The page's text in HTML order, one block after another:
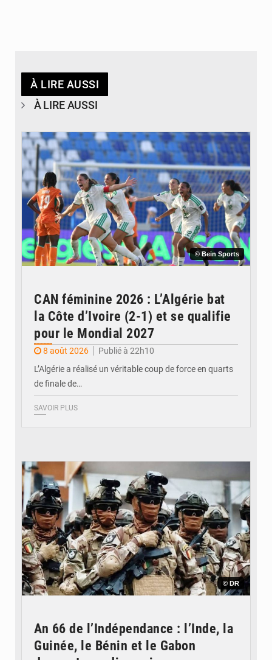
À LIRE AUSSI
À LIRE AUSSI
© Bein Sports
CAN féminine 2026 : L’Algérie bat
la Côte d’Ivoire (2-1) et se qualifie
pour le Mondial 2027
8 août 2026
Publié à 22h10
L’Algérie a réalisé un véritable coup de force en quarts
de finale de…
SAVOIR PLUS
© DR
An 66 de l’Indépendance : l’Inde, la
Guinée, le Bénin et le Gabon